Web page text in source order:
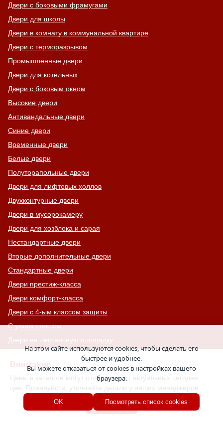
Внимание
Цены в каталоге могут отличаться от актуальных сегодня
цен. Пожалуйста, уточняйте детали у наших менеджеров.
Хорошо
Двери с боковыми фрамугами
Двери для школы
Двери в комнату в коммунальной квартире
Двери с терморазрывом
Промышленные двери
Двери для котельных
Двери с боковым окном
Высокие двери
Антивандальные двери
Синие двери
Временные двери
Белые двери
Полуторапольные двери
Двери для лифтовых холлов
Двухконтурные двери
Двери в мусорокамеру
Двери для хозблока и сарая
Нестандартные двери
Вторые дополнительные двери
Стандартные двери
Двери престиж-класса
Двери комфорт-класса
Двери с 4-ым классом защиты
С узким стеклом
Двери на лестничную площадку
Остекленные противопожарные двери
С тонированным стеклом
С остекленной фрамугой
Усиленные
С большим стеклом
На этом сайте используются cookies, чтобы сделать его
быстрее и удобнее.
Вы можете отказаться от cookies в настройках вашего
браузера.
OK Посмотреть список cookies